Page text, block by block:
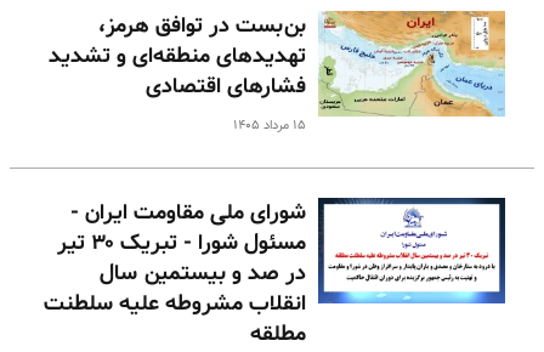
بن‌بست در توافق هرمز،
تهدیدهای منطقه‌ای و تشدید
فشارهای اقتصادی
۱۵ مرداد ۱۴۰۵
شورای ملی مقاومت ایران -
مسئول شورا - تبریک ۳۰ تیر
در صد و بیستمین سال
انقلاب مشروطه علیه سلطنت
مطلقه